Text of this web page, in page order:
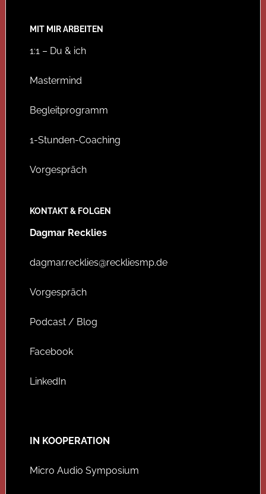
MIT MIR ARBEITEN
1:1 – Du & ich
Mastermind
Begleitprogramm
1-Stunden-Coaching
Vorgespräch
KONTAKT & FOLGEN
Dagmar Recklies
dagmar.recklies@reckliesmp.de
Vorgespräch
Podcast / Blog
Facebook
LinkedIn
IN KOOPERATION
Micro Audio Symposium